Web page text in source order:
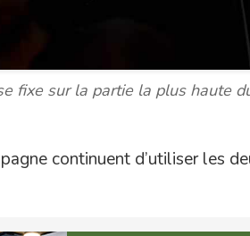
fixe sur la partie la plus haute
continuent d’utiliser les